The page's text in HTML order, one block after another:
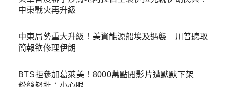
中東戰火再升級
中東局勢重大升級！美資能源船埃及遇襲 川普聽取
簡報欲修理伊朗
BTS拒參加葛萊美！8000萬點閱影片遭默默下架